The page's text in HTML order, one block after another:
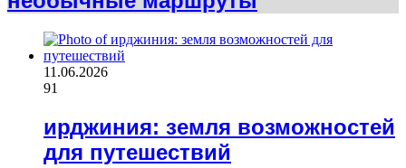
11.06.2026
91
ирджиния: земля возможностей
для путешествий